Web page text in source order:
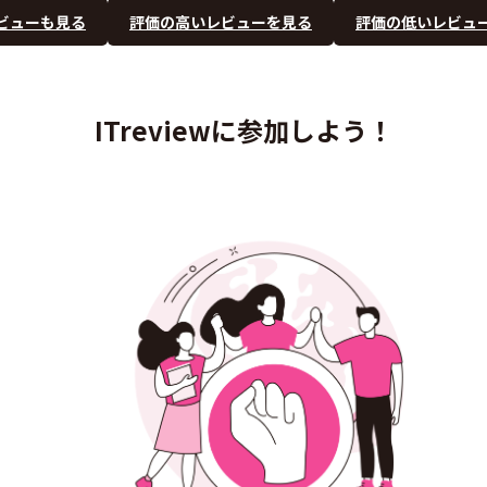
ューも見る 評価の高いレビューを見る 評価の低いレビュ
ITreviewに参加しよう！